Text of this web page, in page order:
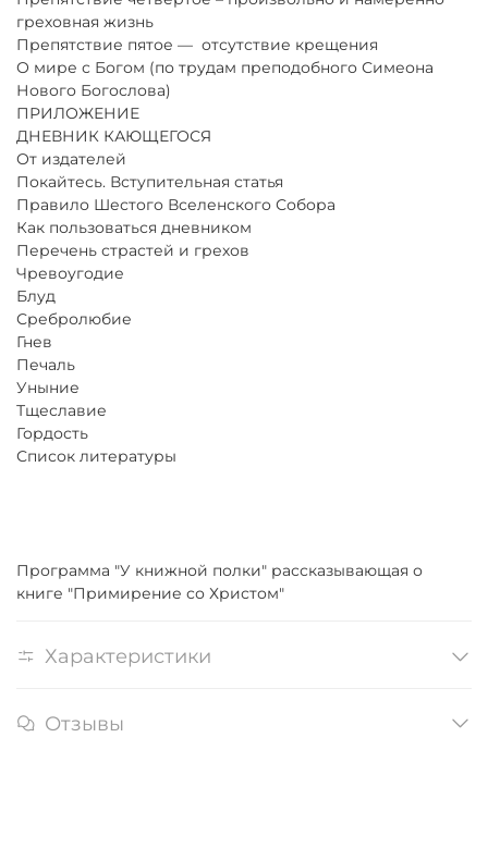
греховная жизнь
Препятствие пятое — отсутствие крещения
О мире с Богом (по трудам преподобного Симеона
Нового Богослова)
ПРИЛОЖЕНИЕ
ДНЕВНИК КАЮЩЕГОСЯ
От издателей
Покайтесь. Вступительная статья
Правило Шестого Вселенского Собора
Как пользоваться дневником
Перечень страстей и грехов
Чревоугодие
Блуд
Сребролюбие
Гнев
Печаль
Уныние
Тщеславие
Гордость
Список литературы
Программа "У книжной полки" рассказывающая о
книге "Примирение со Христом"
Характеристики
Отзывы